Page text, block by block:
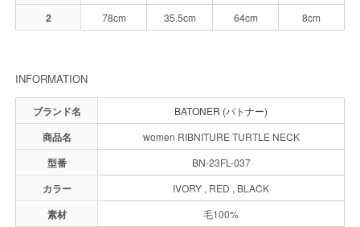
2 78cm 35.5cm 64cm 8cm
INFORMATION
ブランド名 BATONER (バトナー)
商品名 women RIBNITURE TURTLE NECK
型番 BN-23FL-037
カラー IVORY , RED , BLACK
素材 毛100%